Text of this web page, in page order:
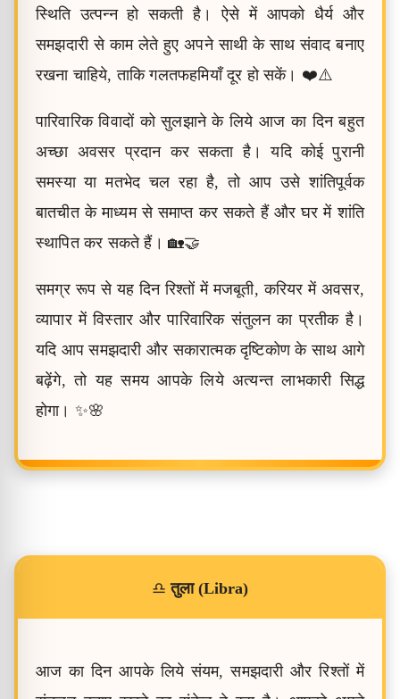
स्थिति उत्पन्न हो सकती है। ऐसे में आपको धैर्य और
समझदारी से काम लेते हुए अपने साथी के साथ संवाद बनाए
रखना चाहिये, ताकि गलतफहमियाँ दूर हो सकें। ❤️⚠️
पारिवारिक विवादों को सुलझाने के लिये आज का दिन बहुत
अच्छा अवसर प्रदान कर सकता है। यदि कोई पुरानी
समस्या या मतभेद चल रहा है, तो आप उसे शांतिपूर्वक
बातचीत के माध्यम से समाप्त कर सकते हैं और घर में शांति
स्थापित कर सकते हैं। 🏡🤝
समग्र रूप से यह दिन रिश्तों में मजबूती, करियर में अवसर,
व्यापार में विस्तार और पारिवारिक संतुलन का प्रतीक है।
यदि आप समझदारी और सकारात्मक दृष्टिकोण के साथ आगे
बढ़ेंगे, तो यह समय आपके लिये अत्यन्त लाभकारी सिद्ध
होगा। ✨🌸
♎तुला (Libra)
आज का दिन आपके लिये संयम, समझदारी और रिश्तों में